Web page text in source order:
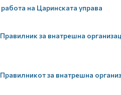
на Царинската управа
за внатрешна
за внатрешна